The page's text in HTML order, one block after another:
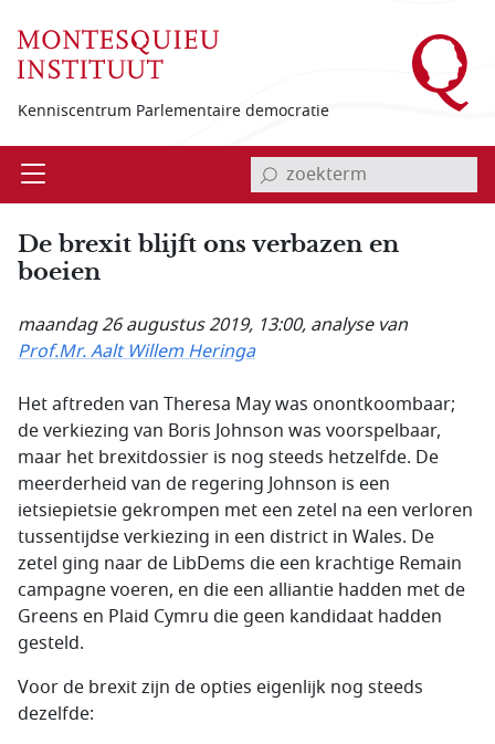
Kenniscentrum Parlementaire democratie
Open invoerveld zoekterm
De brexit blijft ons verbazen en
boeien
maandag 26 augustus 2019, 13:00, analyse van
Prof.Mr. Aalt Willem Heringa
Het aftreden van Theresa May was onontkoombaar;
de verkiezing van Boris Johnson was voorspelbaar,
maar het brexitdossier is nog steeds hetzelfde. De
meerderheid van de regering Johnson is een
ietsiepietsie gekrompen met een zetel na een verloren
tussentijdse verkiezing in een district in Wales. De
zetel ging naar de LibDems die een krachtige Remain
campagne voeren, en die een alliantie hadden met de
Greens en Plaid Cymru die geen kandidaat hadden
gesteld.
Voor de brexit zijn de opties eigenlijk nog steeds
dezelfde: